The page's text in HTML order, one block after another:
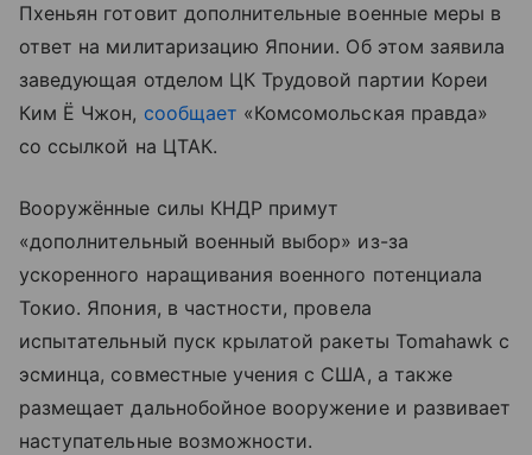
Пхеньян готовит дополнительные военные меры в
ответ на милитаризацию Японии. Об этом заявила
заведующая отделом ЦК Трудовой партии Кореи
Ким Ё Чжон, сообщает «Комсомольская правда»
со ссылкой на ЦТАК.
Вооружённые силы КНДР примут
«дополнительный военный выбор» из-за
ускоренного наращивания военного потенциала
Токио. Япония, в частности, провела
испытательный пуск крылатой ракеты Tomahawk с
эсминца, совместные учения с США, а также
размещает дальнобойное вооружение и развивает
наступательные возможности.